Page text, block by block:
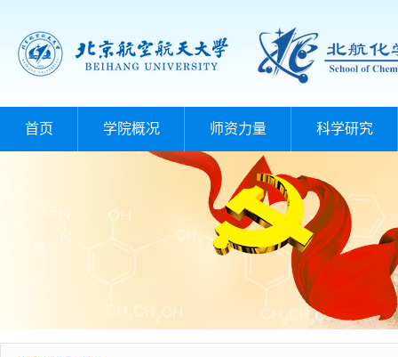
首页 学院概况 师资力量 科学研究